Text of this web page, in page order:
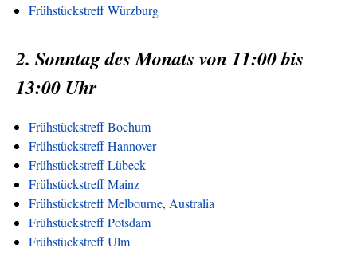
Frühstückstreff Würzburg
2. Sonntag des Monats von 11:00 bis
13:00 Uhr
Frühstückstreff Bochum
Frühstückstreff Hannover
Frühstückstreff Lübeck
Frühstückstreff Mainz
Frühstückstreff Melbourne, Australia
Frühstückstreff Potsdam
Frühstückstreff Ulm